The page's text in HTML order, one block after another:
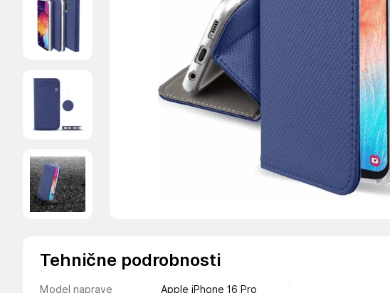
Tehnične podrobnosti
Model naprave Apple iPhone 16 Pro